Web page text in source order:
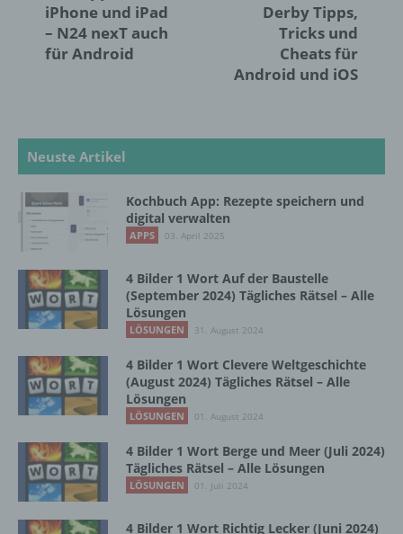
iPhone und iPad
– N24 nexT auch
für Android
Derby Tipps,
Tricks und
Cheats für
Android und iOS
Neuste Artikel
Kochbuch App: Rezepte speichern und
digital verwalten
APPS 03. April 2025
4 Bilder 1 Wort Auf der Baustelle
(September 2024) Tägliches Rätsel – Alle
Lösungen
LÖSUNGEN 31. August 2024
4 Bilder 1 Wort Clevere Weltgeschichte
(August 2024) Tägliches Rätsel – Alle
Lösungen
LÖSUNGEN 01. August 2024
4 Bilder 1 Wort Berge und Meer (Juli 2024)
Tägliches Rätsel – Alle Lösungen
LÖSUNGEN 01. Juli 2024
4 Bilder 1 Wort Richtig Lecker (Juni 2024)
künftige Verarbeitung einzuschränken.
Verarbeitung personenbezogener Daten, die
darin besteht, dass diese
personenbezogenen Daten verwendet
die sich auf eine natürliche Person beziehen,
zu bewerten, insbesondere, um Aspekte
bezüglich Arbeitsleistung, wirtschaftlicher
Interessen, Zuverlässigkeit, Verhalten,
Aufenthaltsort oder Ortswechsel dieser
natürlichen Person zu analysieren oder
vorherzusagen.
f) Pseudonymisierung
Pseudonymisierung ist die Verarbeitung
personenbezogener Daten in einer Weise,
auf welche die personenbezogenen Daten
ohne Hinzuziehung zusätzlicher
betroffenen Person zugeordnet werden